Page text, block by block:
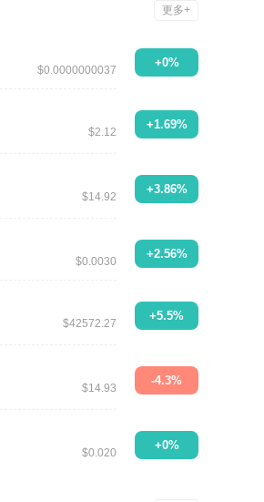
更多+
$0.0000000037
+0%
$2.12
+1.69%
$14.92
+3.86%
$0.0030
+2.56%
$42572.27
+5.5%
$14.93
-4.3%
$0.020
+0%